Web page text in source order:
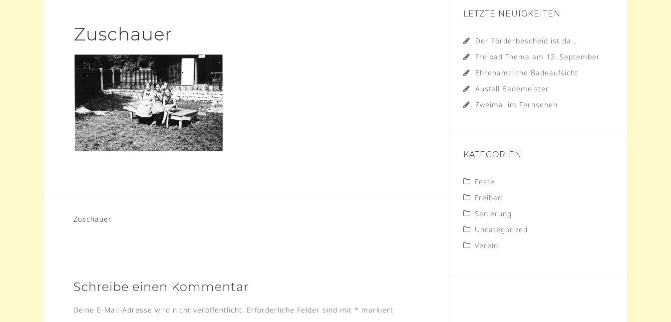
Zuschauer
Beitrags-
Zuschauer
Schreibe einen Kommentar
Deine E-Mail-Adresse wird nicht veröffentlicht. Erforderliche Felder sind mit * markiert
LETZTE NEUIGKEITEN
Der Förderbescheid ist da…
Freibad Thema am 12. September
Ehrenamtliche Badeaufsicht
Ausfall Bademeister
Zweimal im Fernsehen
KATEGORIEN
Feste
Freibad
Sanierung
Uncategorized
Verein